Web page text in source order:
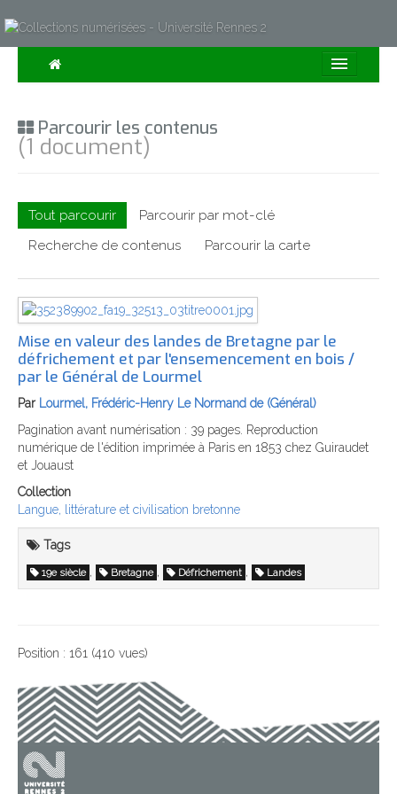
Collections
Expositions
À propos
Recherche avancée
Parcourir les contenus
(1 document)
Tout parcourir
Parcourir par mot-clé
Recherche de contenus
Parcourir la carte
Mise en valeur des landes de Bretagne par le
défrichement et par l'ensemencement en bois /
par le Général de Lourmel
Par Lourmel, Frédéric-Henry Le Normand de (Général)
Pagination avant numérisation : 39 pages. Reproduction
numérique de l'édition imprimée à Paris en 1853 chez Guiraudet
et Jouaust
Collection
Langue, littérature et civilisation bretonne
Tags
19e siècle , Bretagne , Défrichement , Landes
Position : 161 (410 vues)